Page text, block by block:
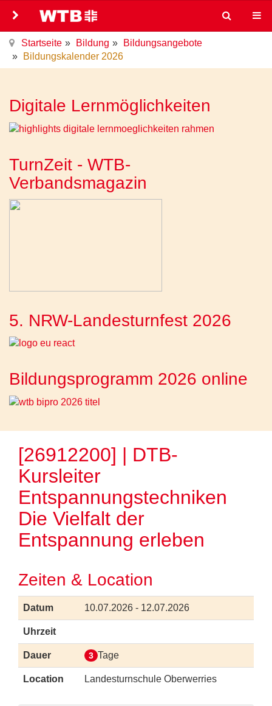
Startseite Bildung
Bildungsangebote
Bildungskalender 2026
Digitale Lernmöglichkeiten
TurnZeit - WTB-
Verbandsmagazin
5. NRW-Landesturnfest 2026
Bildungsprogramm 2026 online
[26912200] | DTB-
Kursleiter
Entspannungstechniken
Die Vielfalt der
Entspannung erleben
Zeiten & Location
Datum 10.07.2026 - 12.07.2026
Uhrzeit
Dauer 3 Tage
Location Landesturnschule Oberwerries